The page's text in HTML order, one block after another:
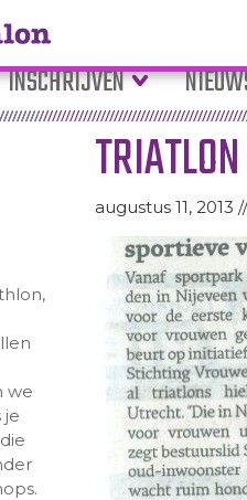
INSCHRIJVEN
we
je
augustus 11, 2013 //